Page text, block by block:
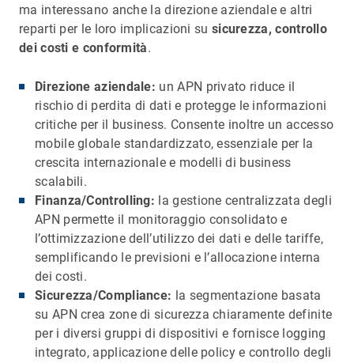
ma interessano anche la direzione aziendale e altri
reparti per le loro implicazioni su sicurezza, controllo
dei costi e conformità.
Direzione aziendale: un APN privato riduce il
rischio di perdita di dati e protegge le informazioni
critiche per il business. Consente inoltre un accesso
mobile globale standardizzato, essenziale per la
crescita internazionale e modelli di business
scalabili.
Finanza/Controlling: la gestione centralizzata degli
APN permette il monitoraggio consolidato e
l’ottimizzazione dell’utilizzo dei dati e delle tariffe,
semplificando le previsioni e l’allocazione interna
dei costi.
Sicurezza/Compliance: la segmentazione basata
su APN crea zone di sicurezza chiaramente definite
per i diversi gruppi di dispositivi e fornisce logging
integrato, applicazione delle policy e controllo degli